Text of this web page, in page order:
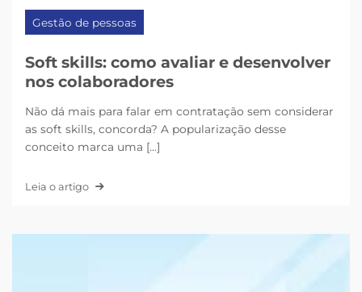
Gestão de pessoas
Soft skills: como avaliar e desenvolver
nos colaboradores
Não dá mais para falar em contratação sem considerar
as soft skills, concorda? A popularização desse
conceito marca uma [...]
Leia o artigo